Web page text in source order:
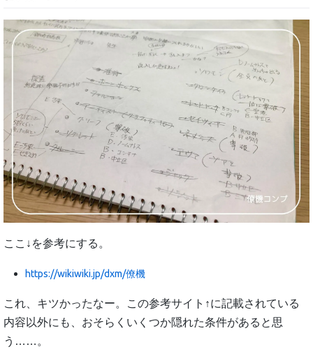
ここ↓を参考にする。
https://wikiwiki.jp/dxm/僚機
これ、キツかったなー。この参考サイト↑に記載されている
内容以外にも、おそらくいくつか隠れた条件があると思
う……。